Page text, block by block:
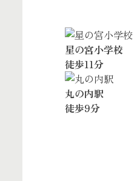
星の宮小学校
徒歩11分
丸の内駅
徒歩9分